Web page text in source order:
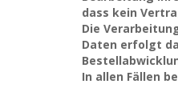
dass kein
Die
Daten erfolgt
In allen Fällen